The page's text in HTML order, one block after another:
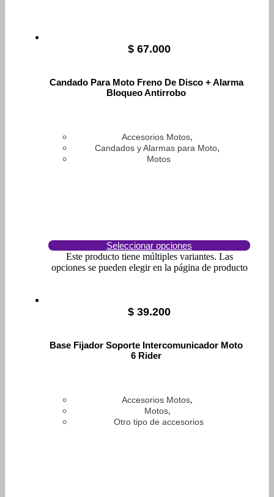
$ 67.000
Candado Para Moto Freno De Disco + Alarma
Bloqueo Antirrobo
Accesorios Motos,
Candados y Alarmas para Moto,
Motos
Seleccionar opciones
Este producto tiene múltiples variantes. Las
opciones se pueden elegir en la página de producto
$ 39.200
Base Fijador Soporte Intercomunicador Moto
6 Rider
Accesorios Motos,
Motos,
Otro tipo de accesorios